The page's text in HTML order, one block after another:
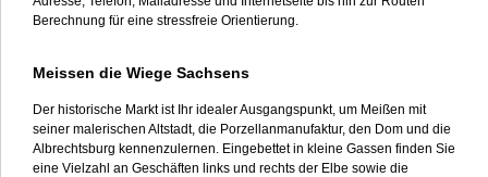
Berechnung für eine stressfreie Orientierung.
Meissen die Wiege Sachsens
Der historische Markt ist Ihr idealer Ausgangspunkt, um Meißen mit
seiner malerischen Altstadt, die Porzellanmanufaktur, den Dom und die
Albrechtsburg kennenzulernen. Eingebettet in kleine Gassen finden Sie
eine Vielzahl an Geschäften links und rechts der Elbe sowie die